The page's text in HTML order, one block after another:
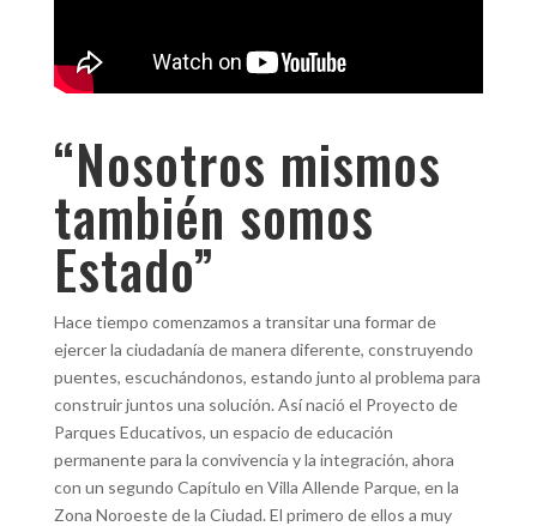
“Nosotros mismos
también somos
Estado”
Hace tiempo comenzamos a transitar una formar de
ejercer la ciudadanía de manera diferente, construyendo
puentes, escuchándonos, estando junto al problema para
construir juntos una solución. Así nació el Proyecto de
Parques Educativos, un espacio de educación
permanente para la convivencia y la integración, ahora
con un segundo Capítulo en Villa Allende Parque, en la
Zona Noroeste de la Ciudad. El primero de ellos a muy